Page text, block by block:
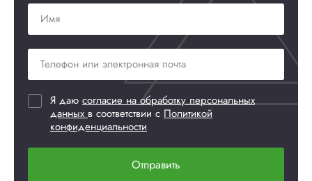
Я даю согласие на обработку персональных
данных в соответствии с Политикой
конфиденциальности
Отправить